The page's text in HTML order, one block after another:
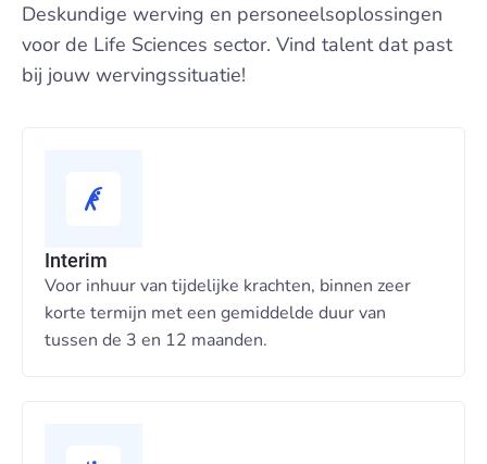
Deskundige werving en personeelsoplossingen
voor de Life Sciences sector. Vind talent dat past
bij jouw wervingssituatie!
Interim
Voor inhuur van tijdelijke krachten, binnen zeer
korte termijn met een gemiddelde duur van
tussen de 3 en 12 maanden.